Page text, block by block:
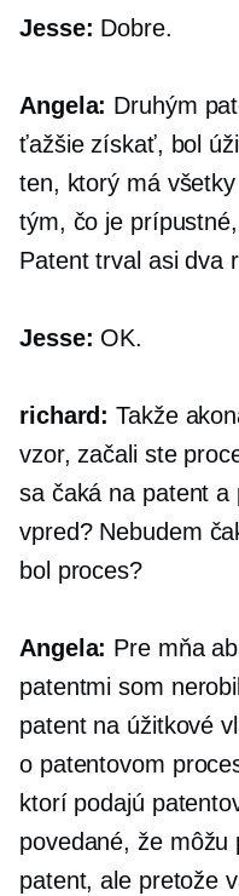
Jesse: Dobre.
Angela: Druhým
ťažšie získať, bol
ten, ktorý má
tým, čo je
Patent trval asi dva
Jesse: OK.
richard: Takže
vzor, ​​začali ste
sa čaká na patent a
vpred? Nebudem
bol proces?
Angela: Pre mňa
patentmi som
patent na úžitkové
o patentovom
ktorí podajú
povedané, že
patent, ale pretože